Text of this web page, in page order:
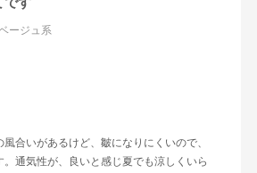
ージュ系
合いがあるけど、皺になりにくいので、
。通気性が、良いと感じ夏でも涼しくいら